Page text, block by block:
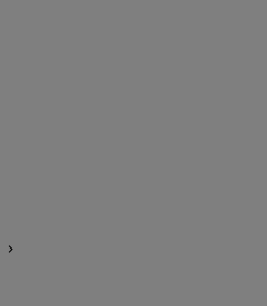
chevron_right